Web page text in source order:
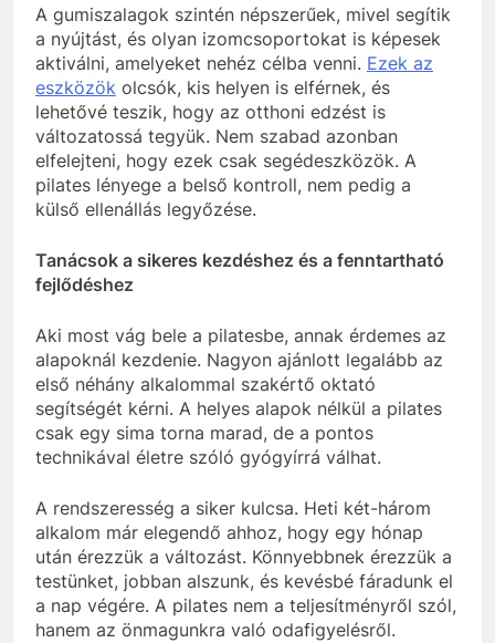
A gumiszalagok szintén népszerűek, mivel segítik
a nyújtást, és olyan izomcsoportokat is képesek
aktiválni, amelyeket nehéz célba venni. Ezek az
eszközök olcsók, kis helyen is elférnek, és
lehetővé teszik, hogy az otthoni edzést is
változatossá tegyük. Nem szabad azonban
elfelejteni, hogy ezek csak segédeszközök. A
pilates lényege a belső kontroll, nem pedig a
külső ellenállás legyőzése.
Tanácsok a sikeres kezdéshez és a fenntartható
fejlődéshez
Aki most vág bele a pilatesbe, annak érdemes az
alapoknál kezdenie. Nagyon ajánlott legalább az
első néhány alkalommal szakértő oktató
segítségét kérni. A helyes alapok nélkül a pilates
csak egy sima torna marad, de a pontos
technikával életre szóló gyógyírrá válhat.
A rendszeresség a siker kulcsa. Heti két-három
alkalom már elegendő ahhoz, hogy egy hónap
után érezzük a változást. Könnyebbnek érezzük a
testünket, jobban alszunk, és kevésbé fáradunk el
a nap végére. A pilates nem a teljesítményről szól,
hanem az önmagunkra való odafigyelésről.